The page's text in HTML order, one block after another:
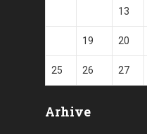
13
19 20
25 26 27
Arhive